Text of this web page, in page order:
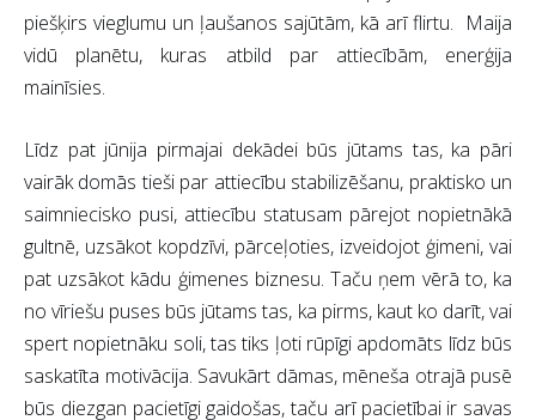
piešķirs vieglumu un ļaušanos sajūtām, kā arī flirtu. Maija
vidū planētu, kuras atbild par attiecībām, enerģija
mainīsies.
Līdz pat jūnija pirmajai dekādei būs jūtams tas, ka pāri
vairāk domās tieši par attiecību stabilizēšanu, praktisko un
saimniecisko pusi, attiecību statusam pārejot nopietnākā
gultnē, uzsākot kopdzīvi, pārceļoties, izveidojot ģimeni, vai
pat uzsākot kādu ģimenes biznesu. Taču ņem vērā to, ka
no vīriešu puses būs jūtams tas, ka pirms, kaut ko darīt, vai
spert nopietnāku soli, tas tiks ļoti rūpīgi apdomāts līdz būs
saskatīta motivācija. Savukārt dāmas, mēneša otrajā pusē
būs diezgan pacietīgi gaidošas, taču arī pacietībai ir savas